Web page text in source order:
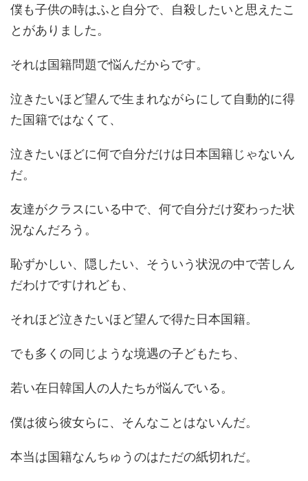
僕も子供の時はふと自分で、自殺したいと思えたこ
とがありました。
それは国籍問題で悩んだからです。
泣きたいほど望んで生まれながらにして自動的に得
た国籍ではなくて、
泣きたいほどに何で自分だけは日本国籍じゃないん
だ。
友達がクラスにいる中で、何で自分だけ変わった状
況なんだろう。
恥ずかしい、隠したい、そういう状況の中で苦しん
だわけですけれども、
それほど泣きたいほど望んで得た日本国籍。
でも多くの同じような境遇の子どもたち、
若い在日韓国人の人たちが悩んでいる。
僕は彼ら彼女らに、そんなことはないんだ。
本当は国籍なんちゅうのはただの紙切れだ。